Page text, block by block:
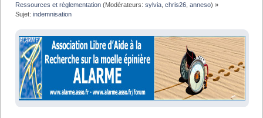
Ressources et règlementation (Modérateurs:sylvia ,chris26 ,anneso) »
Sujet:indemnisation